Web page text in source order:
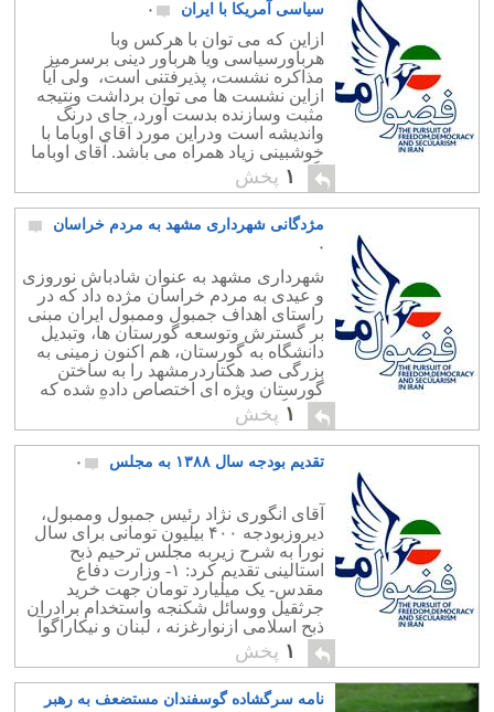
سیاسی آمریکا با ایران
۰
ازاین که می توان با هرکس وبا
هرباورسیاسی ویا هرباور دینی برسرمیز
مذاکره نشست، پذیرفتنی است، ولی آیا
ازاین نشست ها می توان برداشت ونتیجه
مثبت وسازنده بدست آورد، جای درنگ
واندیشه است ودراین مورد آقای اوباما با
خوشبینی زیاد همراه می باشد. آقای اوباما
اگراندکی بیشتر درباره ادیان ومذاهب جهان
مطالعه نماید وبا مشاورینی […]
۱ پخش
مژدگانی شهرداری مشهد به مردم خراسان
۰
شهرداری مشهد به عنوان شادباش نوروزی
و عیدی به مردم خراسان مژده داد که در
راستای اهداف جمبول وممبول ایران مبنی
بر گسترش وتوسعه گورستان ها، وتبدیل
دانشگاه به گورستان، هم اکنون زمینی به
بزرگی صد هکتاردرمشهد را به ساختن
گورستان ویژه ای اختصاص داده شده که
پاسخگوی نیازهای فوری دولت آقای
انگوری نژاد باشد. […]
۱ پخش
تقدیم بودجه سال ۱۳۸۸ به مجلس ۰
آقای انگوری نژاد رئیس جمبول وممبول،
دیروزبودجه ۴۰۰ بیلیون تومانی برای سال
نورا به شرح زیربه مجلس ترحیم ذبح
استالینی تقدیم کرد: ۱- وزارت دفاع
مقدس- یک میلیارد تومان جهت خرید
جرثقیل ووسائل شکنجه واستخدام برادران
ذبح اسلامی ازنوارغزنه ، لبنان و نیکاراگوآ
انقلاب وابسته به صهیونیست […]
۱ پخش
نامه سرگشاده گوسفندان مستضعف به رهبر